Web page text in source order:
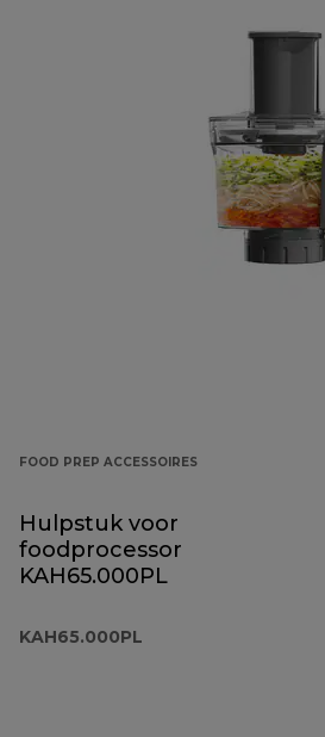
FOOD PREP ACCESSOIRES
Hulpstuk voor
foodprocessor
KAH65.000PL
KAH65.000PL